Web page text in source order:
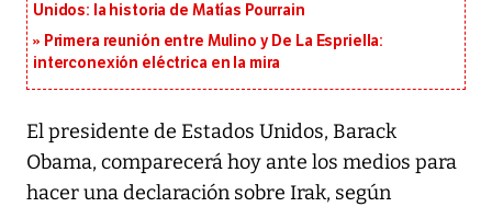
Unidos: la historia de Matías Pourrain
Primera reunión entre Mulino y De La Espriella:
interconexión eléctrica en la mira
El presidente de Estados Unidos, Barack
Obama, comparecerá hoy ante los medios para
hacer una declaración sobre Irak, según